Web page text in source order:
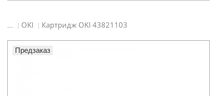
... OKI Картридж OKI 43821103
Предзаказ